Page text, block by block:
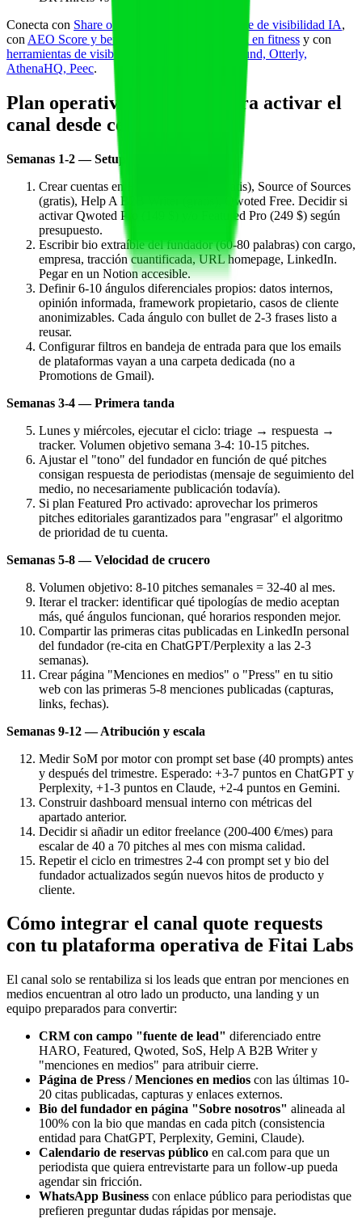
Conecta con Share of Model como métrica norte de visibilidad IA,
con AEO Score y benchmarks de visibilidad IA en fitness y con
herramientas de visibilidad de marca IA: Profound, Otterly,
AthenaHQ, Peec.
Plan operativo de 90 días para activar el
canal desde cero
Semanas 1-2 — Setup
Crear cuentas en HARO/Featured (gratis), Source of Sources
(gratis), Help A B2B Writer (gratis), Qwoted Free. Decidir si
activar Qwoted Pro (149 $) y/o Featured Pro (249 $) según
presupuesto.
Escribir bio extraíble del fundador (60-80 palabras) con cargo,
empresa, tracción cuantificada, URL homepage, LinkedIn.
Pegar en un Notion accesible.
Definir 6-10 ángulos diferenciales propios: datos internos,
opinión informada, framework propietario, casos de cliente
anonimizables. Cada ángulo con bullet de 2-3 frases listo a
reusar.
Configurar filtros en bandeja de entrada para que los emails
de plataformas vayan a una carpeta dedicada (no a
Promotions de Gmail).
Semanas 3-4 — Primera tanda
Lunes y miércoles, ejecutar el ciclo: triage → respuesta →
tracker. Volumen objetivo semana 3-4: 10-15 pitches.
Ajustar el "tono" del fundador en función de qué pitches
consigan respuesta de periodistas (mensaje de seguimiento del
medio, no necesariamente publicación todavía).
Si plan Featured Pro activado: aprovechar los primeros
pitches editoriales garantizados para "engrasar" el algoritmo
de prioridad de tu cuenta.
Semanas 5-8 — Velocidad de crucero
Volumen objetivo: 8-10 pitches semanales = 32-40 al mes.
Iterar el tracker: identificar qué tipologías de medio aceptan
más, qué ángulos funcionan, qué horarios responden mejor.
Compartir las primeras citas publicadas en LinkedIn personal
del fundador (re-cita en ChatGPT/Perplexity a las 2-3
semanas).
Crear página "Menciones en medios" o "Press" en tu sitio
web con las primeras 5-8 menciones publicadas (capturas,
links, fechas).
Semanas 9-12 — Atribución y escala
Medir SoM por motor con prompt set base (40 prompts) antes
y después del trimestre. Esperado: +3-7 puntos en ChatGPT y
Perplexity, +1-3 puntos en Claude, +2-4 puntos en Gemini.
Construir dashboard mensual interno con métricas del
apartado anterior.
Decidir si añadir un editor freelance (200-400 €/mes) para
escalar de 40 a 70 pitches al mes con misma calidad.
Repetir el ciclo en trimestres 2-4 con prompt set y bio del
fundador actualizados según nuevos hitos de producto y
cliente.
Cómo integrar el canal quote requests
con tu plataforma operativa de Fitai Labs
El canal solo se rentabiliza si los leads que entran por menciones en
medios encuentran al otro lado un producto, una landing y un
equipo preparados para convertir:
CRM con campo "fuente de lead" diferenciado entre
HARO, Featured, Qwoted, SoS, Help A B2B Writer y
"menciones en medios" para atribuir cierre.
Página de Press / Menciones en medios con las últimas 10-
20 citas publicadas, capturas y enlaces externos.
Bio del fundador en página "Sobre nosotros" alineada al
100% con la bio que mandas en cada pitch (consistencia
entidad para ChatGPT, Perplexity, Gemini, Claude).
Calendario de reservas público en cal.com para que un
periodista que quiera entrevistarte para un follow-up pueda
agendar sin fricción.
WhatsApp Business con enlace público para periodistas que
prefieren preguntar dudas rápidas por mensaje.